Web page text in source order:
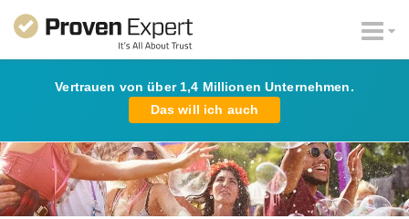
Vertrauen von über 1,4 Millionen Unternehmen.
Das will ich auch